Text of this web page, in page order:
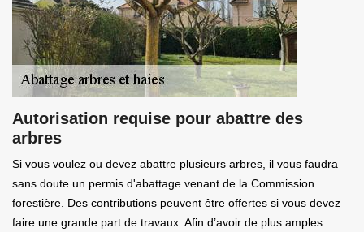
Autorisation requise pour abattre des
arbres
Si vous voulez ou devez abattre plusieurs arbres, il vous faudra
sans doute un permis d'abattage venant de la Commission
forestière. Des contributions peuvent être offertes si vous devez
faire une grande part de travaux. Afin d’avoir de plus amples